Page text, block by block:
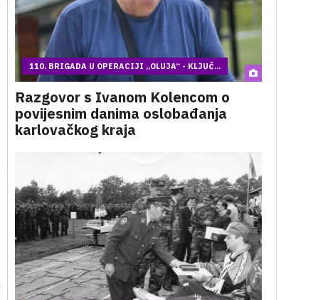
110. BRIGADA U OPERACIJI „OLUJA“ - KLJUČ...
Razgovor s Ivanom Kolencom o
povijesnim danima oslobađanja
karlovačkog kraja